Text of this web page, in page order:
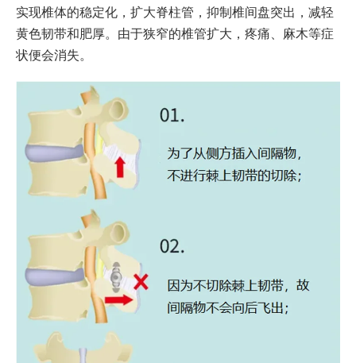
实现椎体的稳定化，扩大脊柱管，抑制椎间盘突出，减轻
黄色韧带和肥厚。由于狭窄的椎管扩大，疼痛、麻木等症
状便会消失。